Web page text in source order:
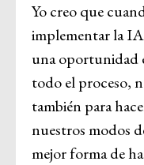
Yo creo que
implementar la IA
una oportunidad
todo el proceso,
también para
nuestros modos
mejor forma de